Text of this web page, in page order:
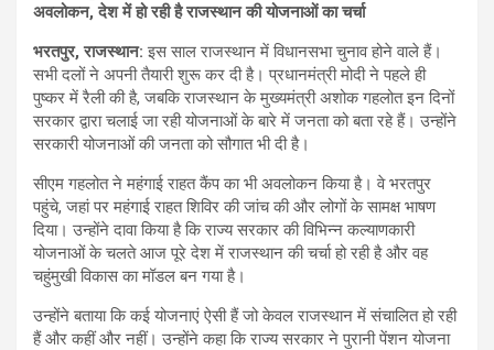
अवलोकन, देश में हो रही है राजस्थान की योजनाओं का चर्चा
भरतपुर, राजस्थान: इस साल राजस्थान में विधानसभा चुनाव होने वाले हैं।
सभी दलों ने अपनी तैयारी शुरू कर दी है। प्रधानमंत्री मोदी ने पहले ही
पुष्कर में रैली की है, जबकि राजस्थान के मुख्यमंत्री अशोक गहलोत इन दिनों
सरकार द्वारा चलाई जा रही योजनाओं के बारे में जनता को बता रहे हैं। उन्होंने
सरकारी योजनाओं की जनता को सौगात भी दी है।
सीएम गहलोत ने महंगाई राहत कैंप का भी अवलोकन किया है। वे भरतपुर
पहुंचे, जहां पर महंगाई राहत शिविर की जांच की और लोगों के सामक्ष भाषण
दिया। उन्होंने दावा किया है कि राज्य सरकार की विभिन्न कल्याणकारी
योजनाओं के चलते आज पूरे देश में राजस्थान की चर्चा हो रही है और वह
चहुंमुखी विकास का मॉडल बन गया है।
उन्होंने बताया कि कई योजनाएं ऐसी हैं जो केवल राजस्थान में संचालित हो रही
हैं और कहीं और नहीं। उन्होंने कहा कि राज्य सरकार ने पुरानी पेंशन योजना